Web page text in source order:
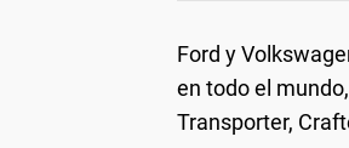
Ford y
en todo el
Transporter,